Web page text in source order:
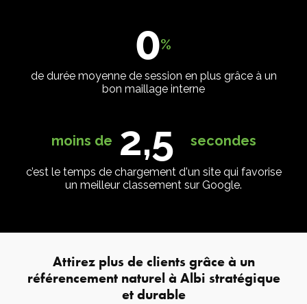
0%
de durée moyenne de session en plus grâce à un
bon maillage interne
moins de 2,5 secondes
c’est le temps de chargement d'un site qui favorise
un meilleur classement sur Google.
Attirez plus de clients grâce à un
référencement naturel à Albi stratégique
et durable